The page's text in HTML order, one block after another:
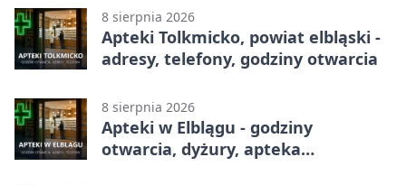
8 sierpnia 2026
Apteki Tolkmicko, powiat elbląski -
adresy, telefony, godziny otwarcia
8 sierpnia 2026
Apteki w Elblągu - godziny
otwarcia, dyżury, apteka